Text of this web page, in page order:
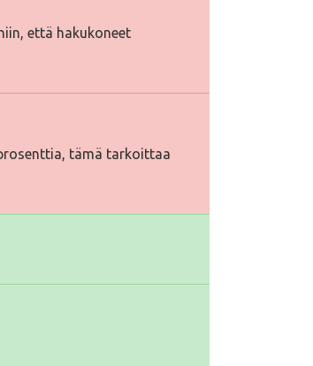
että hakukoneet
tämä tarkoittaa